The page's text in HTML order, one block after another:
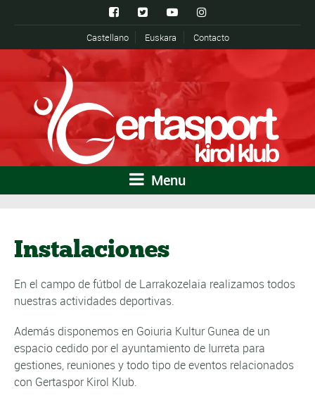
Castellano Euskara Contacto
Menu
Instalaciones
En el campo de fútbol de Larrakozelaia realizamos todos
nuestras actividades deportivas.
Además disponemos en Goiuria Kultur Gunea de un
espacio cedido por el ayuntamiento de Iurreta para
gestiones, reuniones y todo tipo de eventos relacionados
con Gertaspor Kirol Klub.